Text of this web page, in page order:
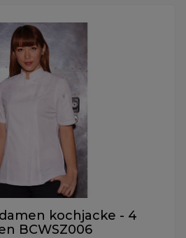
kochjacke - 4
BCWSZ006